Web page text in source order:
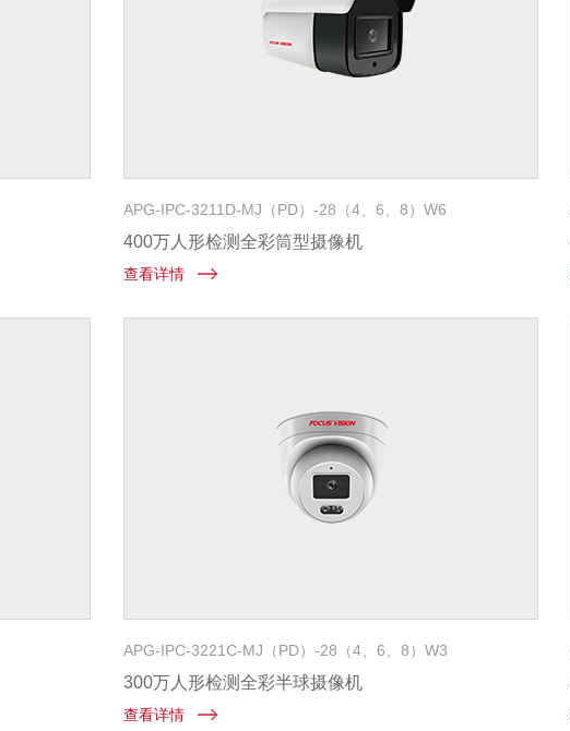
APG-IPC-3211D-MJ（PD）-28（4、6、8）W6
400万人形检测全彩筒型摄像机
查看详情
APG-IPC-3221C-MJ（PD）-28（4、6、8）W3
300万人形检测全彩半球摄像机
查看详情